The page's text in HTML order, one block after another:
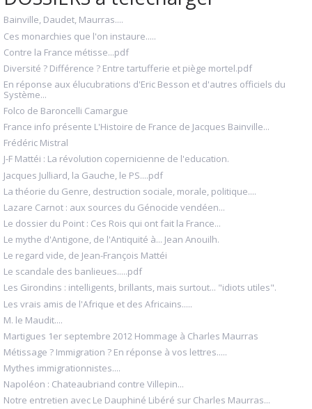
Bainville, Daudet, Maurras....
Ces monarchies que l'on instaure.....
Contre la France métisse...pdf
Diversité ? Différence ? Entre tartufferie et piège mortel.pdf
En réponse aux élucubrations d'Eric Besson et d'autres officiels du
Système...
Folco de Baroncelli Camargue
France info présente L'Histoire de France de Jacques Bainville...
Frédéric Mistral
J-F Mattéi : La révolution copernicienne de l'education.
Jacques Julliard, la Gauche, le PS....pdf
La théorie du Genre, destruction sociale, morale, politique....
Lazare Carnot : aux sources du Génocide vendéen...
Le dossier du Point : Ces Rois qui ont fait la France...
Le mythe d'Antigone, de l'Antiquité à... Jean Anouilh.
Le regard vide, de Jean-François Mattéi
Le scandale des banlieues.....pdf
Les Girondins : intelligents, brillants, mais surtout... "idiots utiles".
Les vrais amis de l'Afrique et des Africains.....
M. le Maudit....
Martigues 1er septembre 2012 Hommage à Charles Maurras
Métissage ? Immigration ? En réponse à vos lettres.....
Mythes immigrationnistes....
Napoléon : Chateaubriand contre Villepin...
Notre entretien avec Le Dauphiné Libéré sur Charles Maurras...